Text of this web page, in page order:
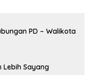
PD – Walikota
Lebih Sayang